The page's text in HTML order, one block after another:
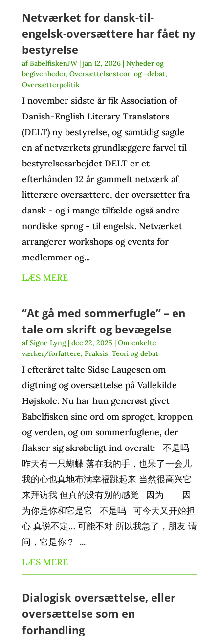
Netværket for dansk-til-
engelsk-oversættere har fået ny
bestyrelse
afBabelfiskenJW| jan 12, 2026| Nyheder og
begivenheder, Oversættelsesteori og -debat,
Oversætterpolitik
I november sidste år fik Association of
Danish-English Literary Translators
(DELT) ny bestyrelse, og samtidig sagde
en af netværkets grundlæggere farvel til
bestyrelsesarbejdet DELT er et
efterhånden 12 år gammelt netværk af
litterære oversættere, der oversætter fra
dansk - og i mange tilfælde også andre
nordiske sprog - til engelsk. Netværket
arrangerer workshops og events for
medlemmer og...
LÆS MERE
“At gå med sommerfugle” – en
tale om skrift og bevægelse
afSigne Lyng| dec 22, 2025 | Om enkelte
værker/forfattere, Praksis, Teori og debat
I efteråret talte Sidse Laugesen om
digtning og oversættelse på Vallekilde
Højskole. Nu har hun generøst givet
Babelfisken sine ord om sproget, kroppen
og verden, og om sommerfuglene, der
flakser sig skrøbeligt ind overalt: 不是吗
昨天有一只蝴蝶 落在我的手，也呆了一会儿
我的心也真地布满幸福跳起来 当然很高兴它
来拜访我 但真的没有别的感觉 因为 -- 因
为你是你和它是它 不是吗 可今天又开始担
心 真说不定… 可能不对 所以我急了，朋友 请
问，它是你？ ...
LÆS MERE
Dialogisk oversættelse, eller
oversættelse som en
forhandling